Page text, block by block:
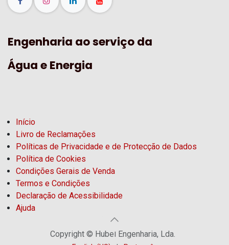
Engenharia ao serviço da
Água e Energia
Início
Livro de Reclamações
Políticas de Privacidade e de Protecção de Dados
Política de Cookies
Condições Gerais de Venda
Termos e Condições
Declaração de Acessibilidade
Ajuda
Copyright © Hubel Engenharia, Lda.